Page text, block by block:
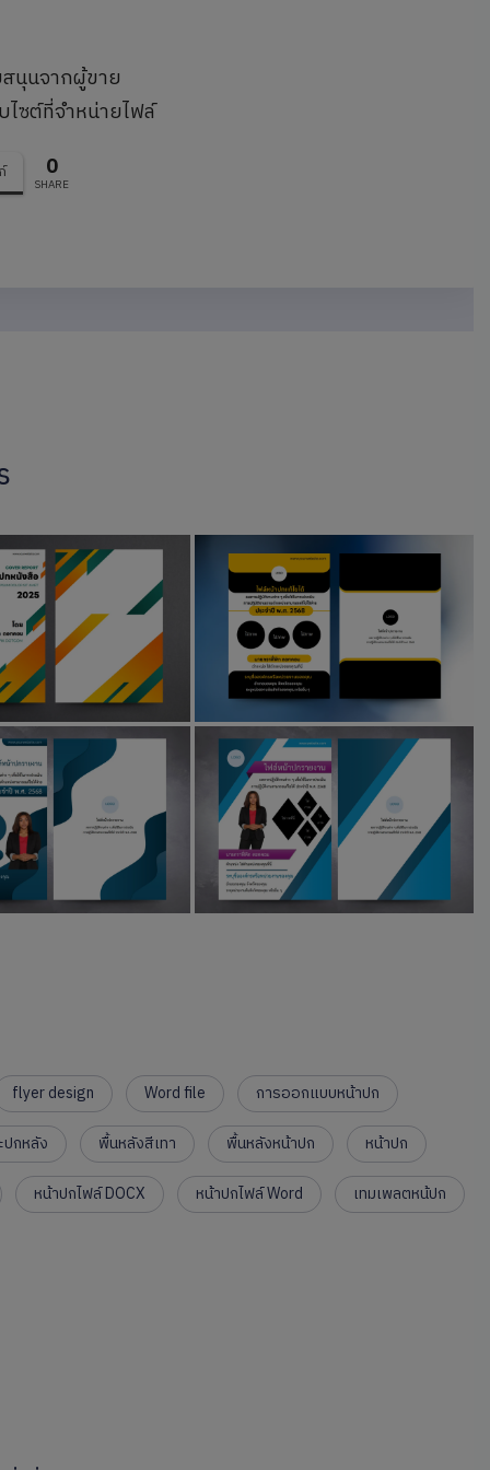
นุนจากผู้ขาย
ไซต์ที่จำหน่ายไฟล์
0
SHARE
flyer design Word file
การออกแบบหน้าปก
กหลัง พื้นหลังสีเทา พื้นหลังหน้าปก
หน้าปก
หน้าปกไฟล์ DOCX หน้าปกไฟล์ Word
เทมเพลตหน้ปก